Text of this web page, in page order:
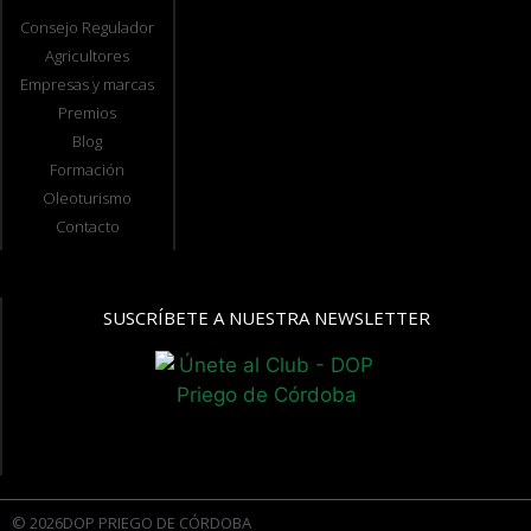
Consejo Regulador
Agricultores
Empresas y marcas
Premios
Blog
Formación
Oleoturismo
Contacto
SUSCRÍBETE A NUESTRA NEWSLETTER
© 2026DOP PRIEGO DE CÓRDOBA